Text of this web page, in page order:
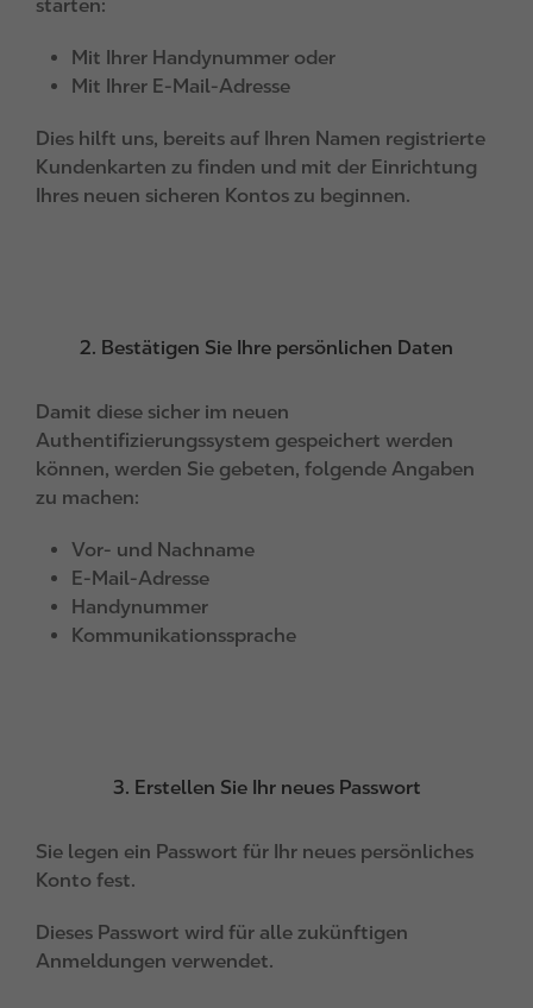
starten:
Mit Ihrer Handynummer oder
Mit Ihrer E-Mail-Adresse
Dies hilft uns, bereits auf Ihren Namen registrierte
Kundenkarten zu finden und mit der Einrichtung
Ihres neuen sicheren Kontos zu beginnen.
2. Bestätigen Sie Ihre persönlichen Daten
Damit diese sicher im neuen
Authentifizierungssystem gespeichert werden
können, werden Sie gebeten, folgende Angaben
zu machen:
Vor- und Nachname
E-Mail-Adresse
Handynummer
Kommunikationssprache
3. Erstellen Sie Ihr neues Passwort
Sie legen ein Passwort für Ihr neues persönliches
Konto fest.
Dieses Passwort wird für alle zukünftigen
Anmeldungen verwendet.